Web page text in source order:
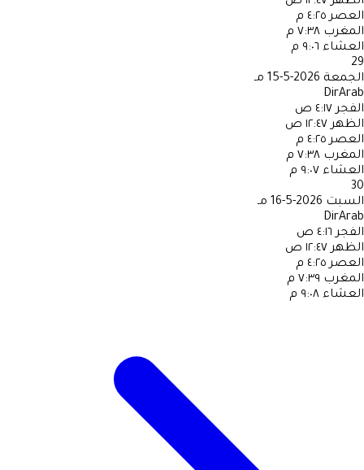
العصر ٤:٢٥ م
المغرب ٧:٣٨ م
العشاء ٩:٠٦ م
29
الجمعة 2026-5-15 مـ
DirArab
الفجر ٤:١٧ ص
الظهر ١٢:٤٧ ص
العصر ٤:٢٥ م
المغرب ٧:٣٨ م
العشاء ٩:٠٧ م
30
السبت 2026-5-16 مـ
DirArab
الفجر ٤:١٦ ص
الظهر ١٢:٤٧ ص
العصر ٤:٢٥ م
المغرب ٧:٣٩ م
العشاء ٩:٠٨ م